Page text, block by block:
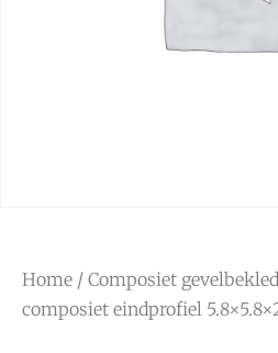
Home / Composiet
composiet eindprofiel